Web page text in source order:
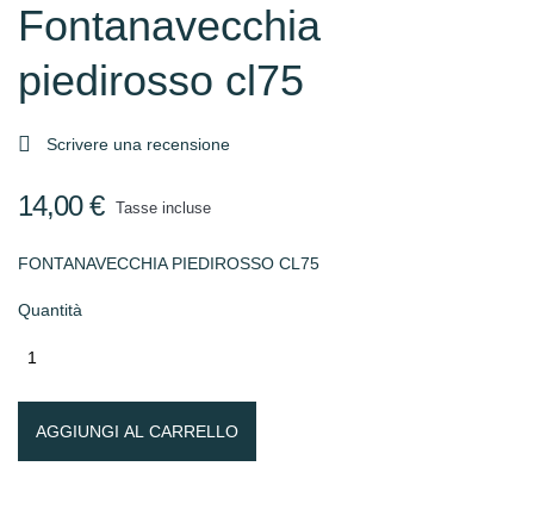
Fontanavecchia
piedirosso cl75
 Scrivere una recensione
14,00 € Tasse incluse
FONTANAVECCHIA PIEDIROSSO CL75
Quantità
AGGIUNGI AL CARRELLO